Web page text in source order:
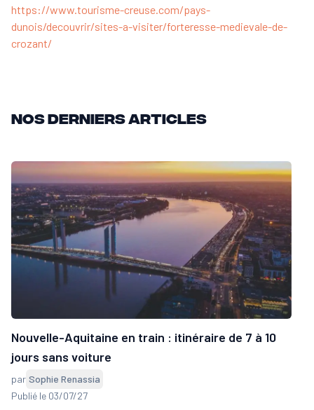
https://www.tourisme-creuse.com/pays-
dunois/decouvrir/sites-a-visiter/forteresse-medievale-de-
crozant/
Nos derniers articles
Nouvelle-Aquitaine en train : itinéraire de 7 à 10
jours sans voiture
par Sophie Renassia
Publié le 03/07/27